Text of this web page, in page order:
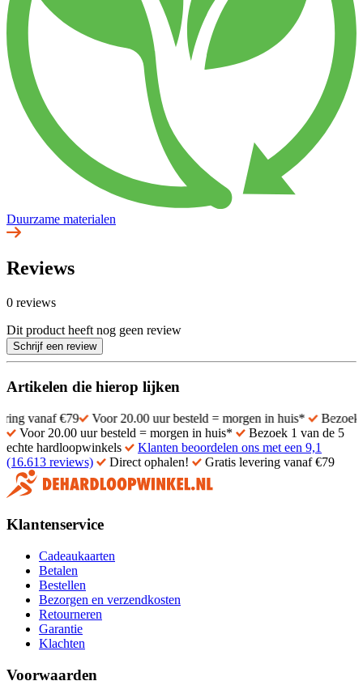
Duurzame materialen
Reviews
0 reviews
Dit product heeft nog geen review
Schrijf een review
Artikelen die hierop lijken
€79 Voor 20.00 uur besteld = morgen in huis*
Bezoek 1 van
Voor 20.00 uur besteld = morgen in huis*
Bezoek 1 van de 5
echte hardloopwinkels
Klanten beoordelen ons met een 9,1
(16.613 reviews)
Direct ophalen! Gratis levering vanaf €79
Klantenservice
Cadeaukaarten
Betalen
Bestellen
Bezorgen en verzendkosten
Retourneren
Garantie
Klachten
Voorwaarden